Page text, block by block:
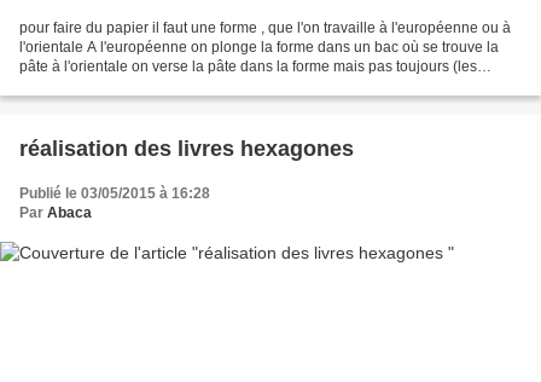
pour faire du papier il faut une forme , que l'on travaille à l'européenne ou à
l'orientale A l'européenne on plonge la forme dans un bac où se trouve la
pâte à l'orientale on verse la pâte dans la forme mais pas toujours (les
réalisation des livres hexagones
Publié le 03/05/2015 à 16:28
Par Abaca